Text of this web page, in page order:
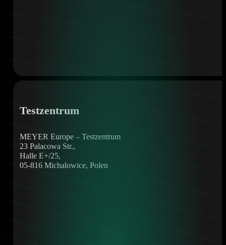
Testzentrum
MEYER Europe – Testzentrum
23 Palacowa Str.,
Halle E+/25,
05-816 Michalowice, Polen